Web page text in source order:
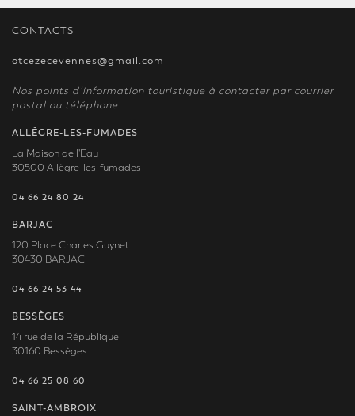
CONTACTS
otcezecevennes@gmail.com
Nos points d’information touristique à contacter par courrier
postal ou téléphone
ALLÈGRE-LES-FUMADES
La Maison de l'Eau
30500 Allègre-les-fumades
04 66 24 80 24
BARJAC
120 Place Charles Guynet
30430 BARJAC
04 66 24 53 44
BESSÈGES
14 rue de la République
30160 Bessèges
04 66 25 08 60
SAINT-AMBROIX